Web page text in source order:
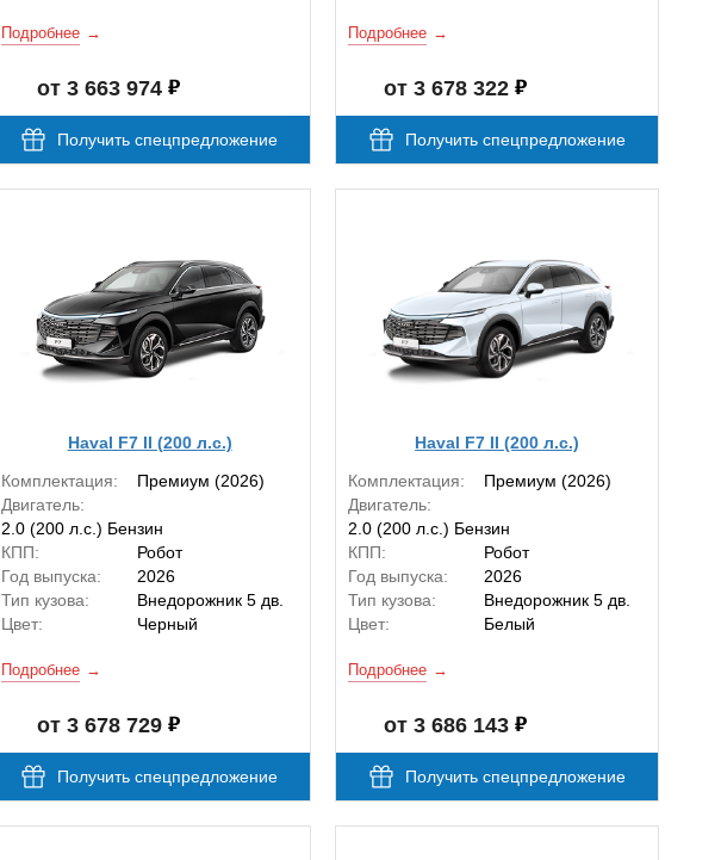
Подробнее
от 3 663 974
Получить спецпредложение
Подробнее
от 3 678 322
Получить спецпредложение
Haval F7 II (200 л.с.)
Комплектация:
Премиум (2026)
Двигатель:
2.0 (200 л.с.) Бензин
КПП:
Робот
Год выпуска:
2026
Тип кузова:
Внедорожник 5 дв.
Цвет:
Черный
Подробнее
от 3 678 729
Получить спецпредложение
Haval F7 II (200 л.с.)
Комплектация:
Премиум (2026)
Двигатель:
2.0 (200 л.с.) Бензин
КПП:
Робот
Год выпуска:
2026
Тип кузова:
Внедорожник 5 дв.
Цвет:
Белый
Подробнее
от 3 686 143
Получить спецпредложение